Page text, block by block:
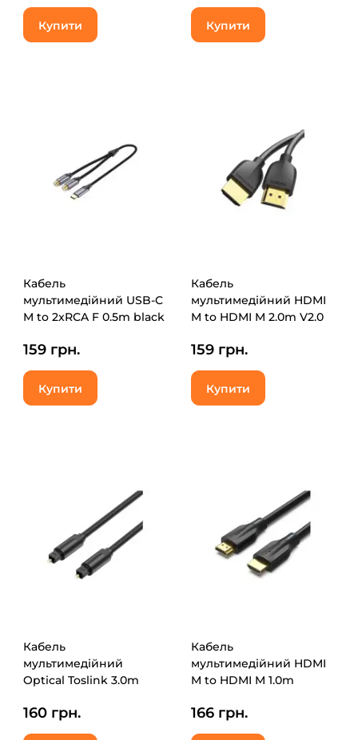
Купити Купити
Кабель
мультимедійний USB-C
M to 2xRCA F 0.5m black
159 грн.
Купити
Кабель
мультимедійний HDMI
M to HDMI M 2.0m V2.0
(AAIBH)
159 грн.
Купити
Кабель
мультимедійний
Optical Toslink 3.0m
160 грн.
Кабель
мультимедійний HDMI
M to HDMI M 1.0m
(AANBF)
166 грн.